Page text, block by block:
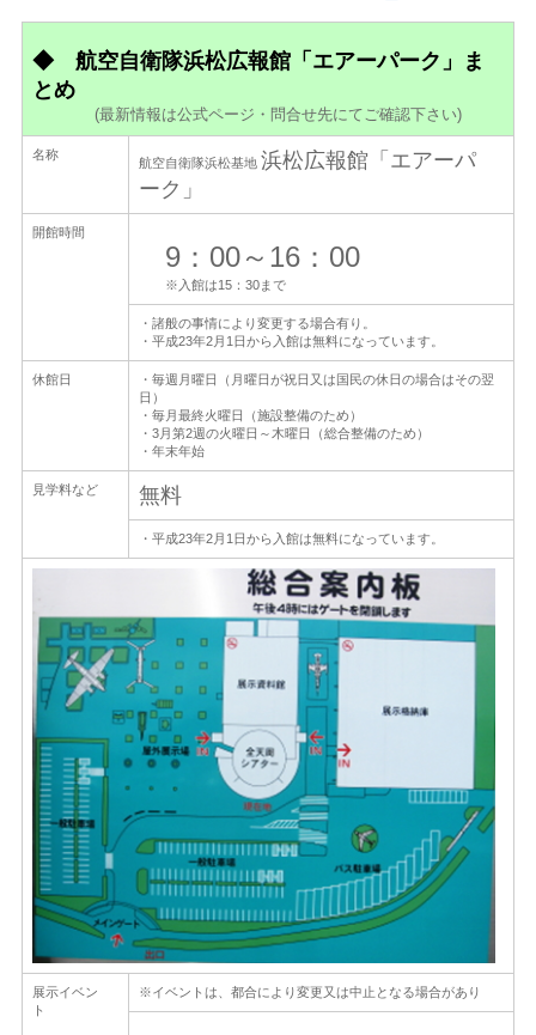
◆航空自衛隊浜松広報館「エアーパーク」ま
とめ
(最新情報は公式ページ・問合せ先にてご確認下さい)
名称
航空自衛隊浜松基地 浜松広報館「エアーパ
ーク」
開館時間
9：00～16：00
※入館は15：30まで
・諸般の事情により変更する場合有り。
・平成23年2月1日から入館は無料になっています。
休館日
・毎週月曜日（月曜日が祝日又は国民の休日の場合はその翌
日）
・毎月最終火曜日（施設整備のため）
・3月第2週の火曜日～木曜日（総合整備のため）
・年末年始
見学料など 無料
・平成23年2月1日から入館は無料になっています。
展示イベン
ト
※イベントは、都合により変更又は中止となる場合があり